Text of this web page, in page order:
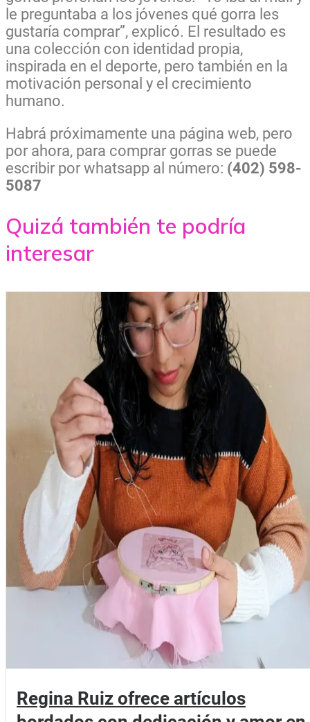
le preguntaba a los jóvenes qué gorra les
gustaría comprar”, explicó. El resultado es
una colección con identidad propia,
inspirada en el deporte, pero también en la
motivación personal y el crecimiento
humano.
Habrá próximamente una página web, pero
por ahora, para comprar gorras se puede
escribir por whatsapp al número: (402) 598-
5087
Quizá también te podría
interesar
Regina Ruiz ofrece artículos